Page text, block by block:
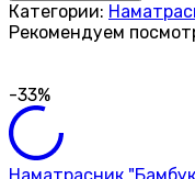
Категории:
Рекомендуем
-33%